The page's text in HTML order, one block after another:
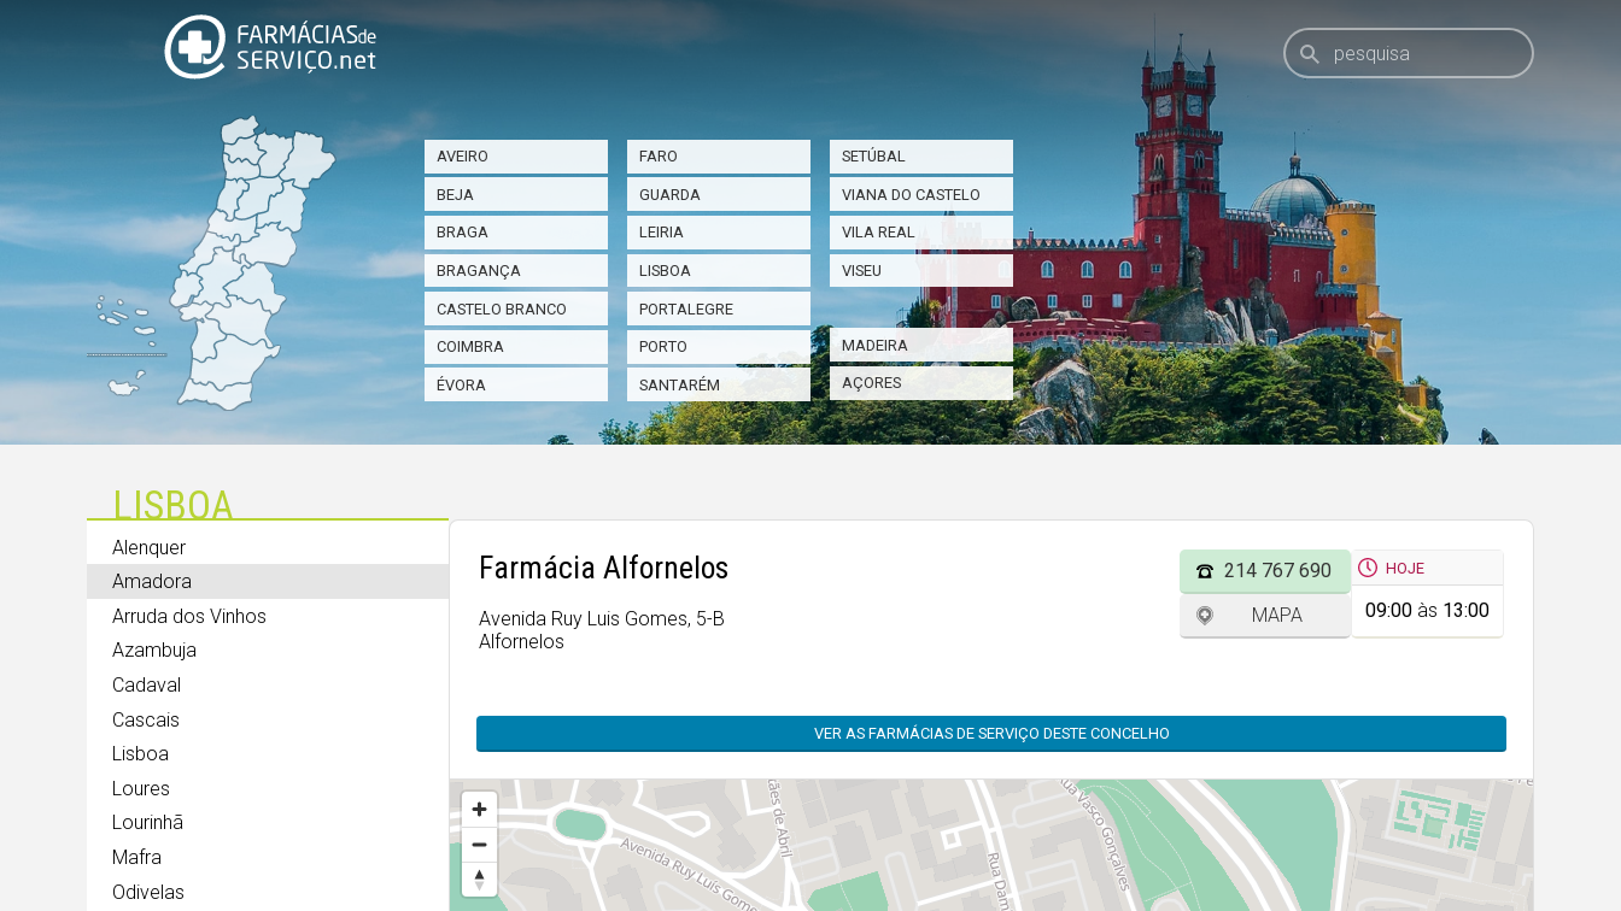
AVEIRO
BEJA
BRAGA
BRAGANÇA
CASTELO BRANCO
COIMBRA
ÉVORA
FARO
GUARDA
LEIRIA
LISBOA
PORTALEGRE
PORTO
SANTARÉM
SETÚBAL
VIANA DO CASTELO
VILA REAL
VISEU
MADEIRA
AÇORES
LISBOA
Alenquer
Amadora
Arruda dos Vinhos
Azambuja
Cadaval
Cascais
Lisboa
Loures
Lourinhã
Mafra
Odivelas
Farmácia Alfornelos
Avenida Ruy Luis Gomes, 5-B
Alfornelos
214 767 690
MAPA
HOJE
09:00às 13:00
VER AS FARMÁCIAS DE SERVIÇO DESTE CONCELHO